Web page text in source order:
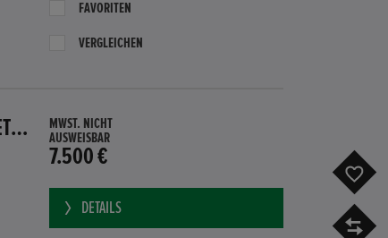
FAVORITEN
VERGLEICHEN
HONDA CR-Z GT HYBRID PDC SITZHEIZUNG SUBWOOFER BLUETOOTH
MWST. NICHT
AUSWEISBAR
7.500 €
DETAILS